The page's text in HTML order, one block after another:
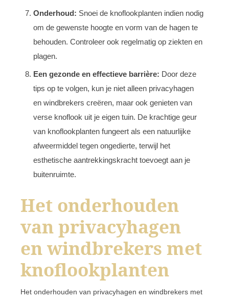
Onderhoud: Snoei de knoflookplanten indien nodig
om de gewenste hoogte en vorm van de hagen te
behouden. Controleer ook regelmatig op ziekten en
plagen.
Een gezonde en effectieve barrière: Door deze
tips op te volgen, kun je niet alleen privacyhagen
en windbrekers creëren, maar ook genieten van
verse knoflook uit je eigen tuin. De krachtige geur
van knoflookplanten fungeert als een natuurlijke
afweermiddel tegen ongedierte, terwijl het
esthetische aantrekkingskracht toevoegt aan je
buitenruimte.
Het onderhouden
van privacyhagen
en windbrekers met
knoflookplanten
Het onderhouden van privacyhagen en windbrekers met